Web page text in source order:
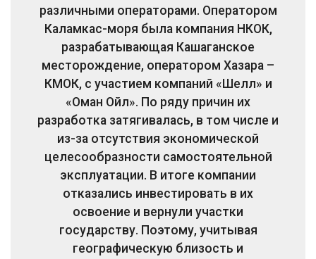
различными операторами. Оператором
Каламкас-моря была компания НКОК,
разрабатывающая Кашаганское
месторождение, оператором Хазара –
КМОК, с участием компаний «Шелл» и
«Оман Ойл». По ряду причин их
разработка затягивалась, в том числе и
из-за отсутствия экономической
целесообразности самостоятельной
эксплуатации. В итоге компании
отказались инвестировать в их
освоение и вернули участки
государству. Поэтому, учитывая
географическую близость и